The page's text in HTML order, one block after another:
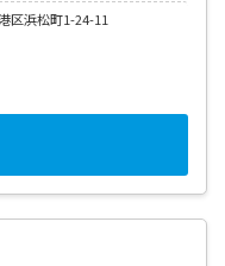
区浜松町1-24-11